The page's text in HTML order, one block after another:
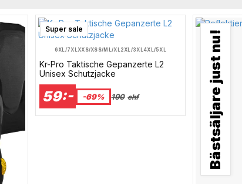
Super sale
6XL/7XL XXS/XS S/M L/XL 2XL/3XL 4XL/5XL
Kr-Pro Taktische Gepanzerte L2
Unisex Schutzjacke
59:- -69% 190 chf Bästsäljare just nu!